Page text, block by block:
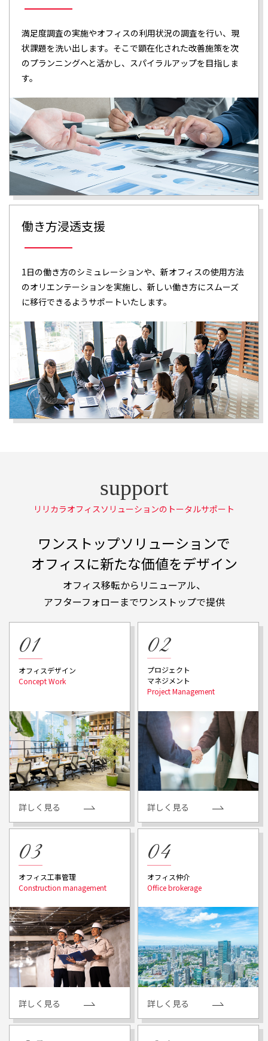
満足度調査の実施やオフィスの利用状況の調査を行い、現
状課題を洗い出します。そこで顕在化された改善施策を次
のプランニングへと活かし、スパイラルアップを目指しま
す。
働き方浸透支援
1日の働き方のシミュレーションや、新オフィスの使用方法
のオリエンテーションを実施し、新しい働き方にスムーズ
に移行できるようサポートいたします。
リリカラオフィスソリューションのトータルサポート
ワンストップソリューションで
オフィスに新たな価値をデザイン
オフィス移転からリニューアル、
アフターフォローまでワンストップで提供
オフィスデザイン
詳しく見る
プロジェクト
マネジメント
詳しく見る
オフィス工事管理
詳しく見る
オフィス仲介
詳しく見る